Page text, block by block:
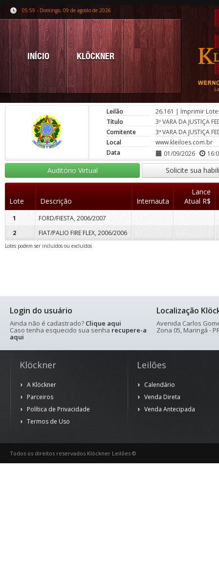
05:59 - Domingo, 09 de agosto de 2026
INÍCIO KLÖCKNER
Leilão 26.161 | Imprimir
Título
3º VARA DA JUSTIÇA
Comitente
3ª VARA DA JUSTIÇA
Local
www.kleiloes.com.br
Data
01/09/2026
Auditório Virtual Solicite sua
Lote Descrição Internauta
Lance
Atual R$
1
FORD/FIESTA, 2006/2007
2
FIAT/PALIO FIRE FLEX, 2006/2006
Lotes podem ser incluídos ou excluídos
Login do usuário
Ainda não é cadastrado? Clique aqui
Caso tenha esquecido sua senha recupere-a
aqui
Localização
Avenida Carlos
Zona 05, Maringá -
Klöckner
A Klöckner
Parceiros
Política de Privacidade
Termos de Uso
Leilões
Calendário
Venda Direta
Venda Antecipada
Todos os direitos reservados Klöckner Leilões ©